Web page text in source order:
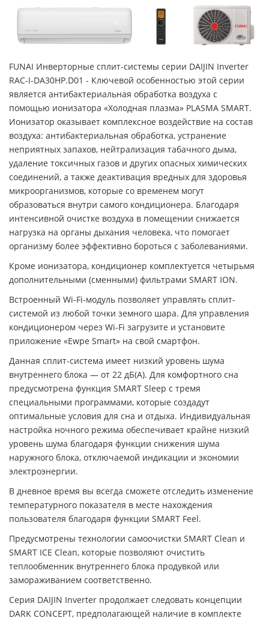
FUNAI Инверторные сплит-системы серии DAIJIN Inverter
RAC-I-DA30HP.D01 - Ключевой особенностью этой серии
является антибактериальная обработка воздуха с
помощью ионизатора «Холодная плазма» PLASMA SMART.
Ионизатор оказывает комплексное воздействие на состав
воздуха: антибактериальная обработка, устранение
неприятных запахов, нейтрализация табачного дыма,
удаление токсичных газов и других опасных химических
соединений, а также деактивация вредных для здоровья
микроорганизмов, которые со временем могут
образоваться внутри самого кондиционера. Благодаря
интенсивной очистке воздуха в помещении снижается
нагрузка на органы дыхания человека, что помогает
организму более эффективно бороться с заболеваниями.
Кроме ионизатора, кондиционер комплектуется четырьмя
дополнительными (сменными) фильтрами SMART ION.
Встроенный Wi-Fi-модуль позволяет управлять сплит-
системой из любой точки земного шара. Для управления
кондиционером через Wi-Fi загрузите и установите
приложение «Ewpe Smart» на свой смартфон.
Данная сплит-система имеет низкий уровень шума
внутреннего блока — от 22 дБ(А). Для комфортного сна
предусмотрена функция SMART Sleep с тремя
специальными программами, которые создадут
оптимальные условия для сна и отдыха. Индивидуальная
настройка ночного режима обеспечивает крайне низкий
уровень шума благодаря функции снижения шума
наружного блока, отключаемой индикации и экономии
электроэнергии.
В дневное время вы всегда сможете отследить изменение
температурного показателя в месте нахождения
пользователя благодаря функции SMART Feel.
Предусмотрены технологии самоочистки SMART Clean и
SMART ICE Clean, которые позволяют очистить
теплообменник внутреннего блока продувкой или
замораживанием соответственно.
Серия DAIJIN Inverter продолжает следовать концепции
DARK CONCEPT, предполагающей наличие в комплекте